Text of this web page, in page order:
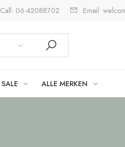
Call: 06-42088702 Email:
SALE ALLE MERKEN